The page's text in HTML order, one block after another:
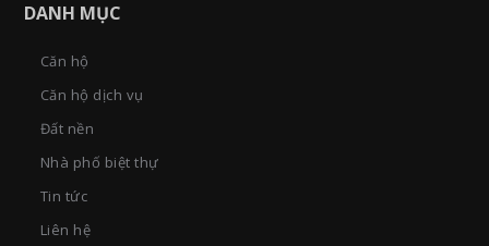
DANH MỤC
Căn hộ
Căn hộ dịch vụ
Đất nền
Nhà phố biệt thự
Tin tức
Liên hệ